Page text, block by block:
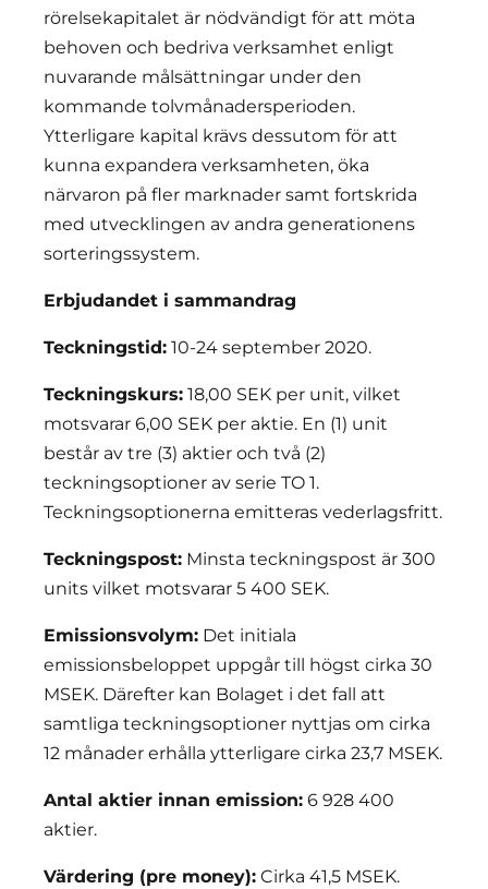
rörelsekapitalet är nödvändigt för att möta
behoven och bedriva verksamhet enligt
nuvarande målsättningar under den
kommande tolvmånadersperioden.
Ytterligare kapital krävs dessutom för att
kunna expandera verksamheten, öka
närvaron på fler marknader samt fortskrida
med utvecklingen av andra generationens
sorteringssystem.
Erbjudandet i sammandrag
Teckningstid: 10-24 september 2020.
Teckningskurs: 18,00 SEK per unit, vilket
motsvarar 6,00 SEK per aktie. En (1) unit
består av tre (3) aktier och två (2)
teckningsoptioner av serie TO 1.
Teckningsoptionerna emitteras vederlagsfritt.
Teckningspost: Minsta teckningspost är 300
units vilket motsvarar 5 400 SEK.
Emissionsvolym: Det initiala
emissionsbeloppet uppgår till högst cirka 30
MSEK. Därefter kan Bolaget i det fall att
samtliga teckningsoptioner nyttjas om cirka
12 månader erhålla ytterligare cirka 23,7 MSEK.
Antal aktier innan emission: 6 928 400
aktier.
Värdering (pre money): Cirka 41,5 MSEK.